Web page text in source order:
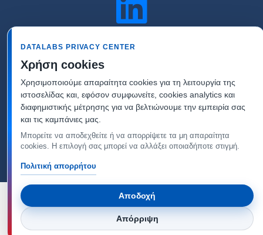
Copyright © Datalabs - Πολιτική απορρήτου &
Προστασίας προσωπικών δεδομένων
Ρυθμίσεις cookies
DATALABS PRIVACY CENTER
Χρήση cookies
Χρησιμοποιούμε απαραίτητα cookies για τη λειτουργία της
ιστοσελίδας και, εφόσον συμφωνείτε, cookies analytics και
διαφημιστικής μέτρησης για να βελτιώνουμε την εμπειρία σας
και τις καμπάνιες μας.
Μπορείτε να αποδεχθείτε ή να απορρίψετε τα μη απαραίτητα
cookies. Η επιλογή σας μπορεί να αλλάξει οποιαδήποτε στιγμή.
Πολιτική απορρήτου
Απόρριψη
Αποδοχή